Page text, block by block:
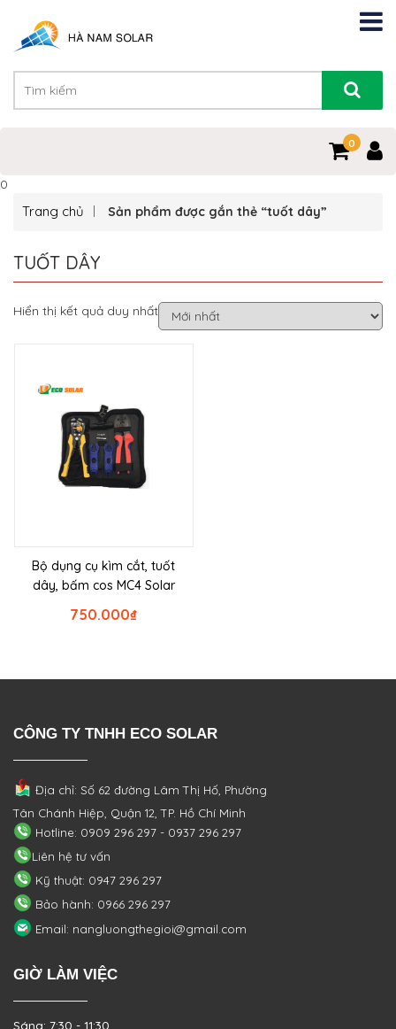
0
0
Trang chủ Sản phẩm được gắn thẻ “tuốt dây”
TUỐT DÂY
Hiển thị kết quả duy nhất
Bộ dụng cụ kìm cắt, tuốt
dây, bấm cos MC4 Solar
₫
750.000
CÔNG TY TNHH ECO SOLAR
Địa chỉ: Số 62 đường Lâm Thị Hố, Phường
Tân Chánh Hiệp, Quận 12, TP. Hồ Chí Minh
Hotline: 0909 296 297 - 0937 296 297
Liên hệ tư vấn
Kỹ thuật: 0947 296 297
Bảo hành: 0966 296 297
Email: nangluongthegioi@gmail.com
GIỜ LÀM VIỆC
Sáng: 7:30 - 11:30